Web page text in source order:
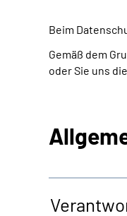
Beim
Gemäß dem
oder Sie uns